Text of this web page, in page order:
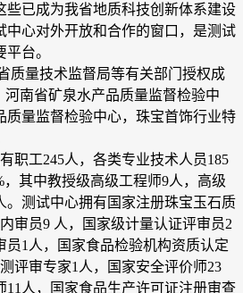
些已成为我省地质科技创新体系建设
中心对外开放和合作的窗口，是测试
台。
量技术监督局等有关部门授权成
河南省矿泉水产品质量监督检验中
质量监督检验中心，珠宝首饰行业特
职工245人，各类专业技术人员185
，其中教授级高级工程师9人，高级
。测试中心拥有国家注册珠宝玉石质
审员9 人，国家级计量认证评审员2
员1人，国家食品检验机构资质认定
评审专家1人，国家安全评价师23
11人，国家食品生产许可证注册审查